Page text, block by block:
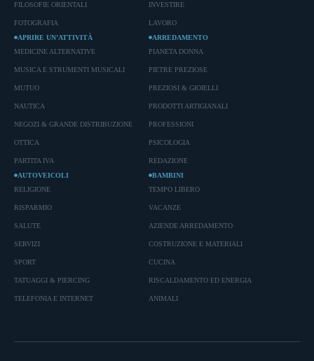
FILOSOFIE ORIENTALI
FOTOGRAFIA
INVESTIRE
LAVORO
APRIRE UN’ATTIVITÀ
MEDICINE ALTERNATIVE
MUSICA E STRUMENTI MUSICALI
MUTUO
NAUTICA
NEGOZI & GRANDE DISTRIBUZIONE
OTTICA
PARTITA IVA
ARREDAMENTO
PIANETA DONNA
PIETRE PREZIOSE
PREZIOSI & GIOIELLI
PRODOTTI ARTIGIANALI
PROFESSIONI
PSICOLOGIA
REDAZIONE
AUTOVEICOLI
RELIGIONE
RISPARMIO
SALUTE
SERVIZI
SPORT
TATUAGGI & PIERCING
TELEFONIA E INTERNET
BAMBINI
TEMPO LIBERO
VACANZE
AZIENDE ARREDAMENTO
COSTRUZIONE E MATERIALI
CUCINA
RISCALDAMENTO ED ENERGIA
ANIMALI